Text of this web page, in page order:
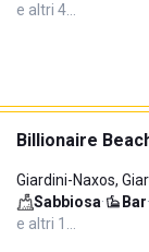
e altri 4…
Billionaire
Giardini-Naxos,
Sabbiosa· Bar·
e altri 1…